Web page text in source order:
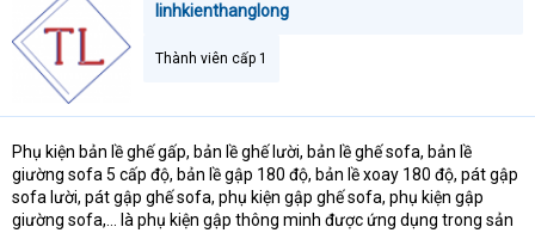
a
r
r
linhkienthanglong
Thành viên cấp 1
Phụ kiện bản lề ghế gấp, bản lề ghế lười, bản lề ghế sofa, bản lề
giường sofa 5 cấp độ, bản lề gập 180 độ, bản lề xoay 180 độ, pát gập
sofa lười, pát gập ghế sofa, phụ kiện gập ghế sofa, phụ kiện gập
giường sofa,… là phụ kiện gập thông minh được ứng dụng trong sản